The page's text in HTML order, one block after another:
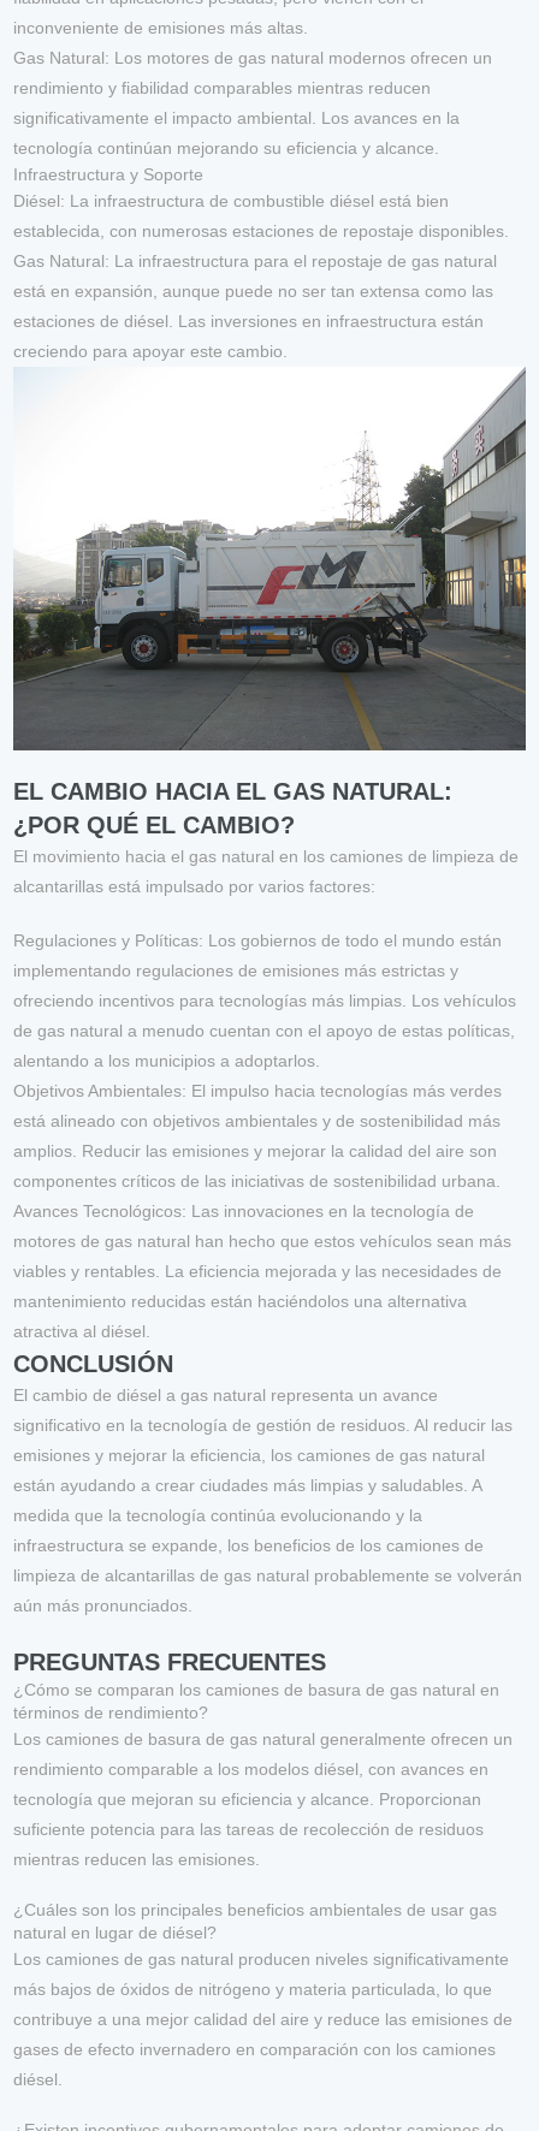
inconveniente de emisiones más altas.
Gas Natural: Los motores de gas natural modernos ofrecen un
rendimiento y fiabilidad comparables mientras reducen
significativamente el impacto ambiental. Los avances en la
tecnología continúan mejorando su eficiencia y alcance.
Infraestructura y Soporte
Diésel: La infraestructura de combustible diésel está bien
establecida, con numerosas estaciones de repostaje disponibles.
Gas Natural: La infraestructura para el repostaje de gas natural
está en expansión, aunque puede no ser tan extensa como las
estaciones de diésel. Las inversiones en infraestructura están
creciendo para apoyar este cambio.
EL CAMBIO HACIA EL GAS NATURAL:
¿POR QUÉ EL CAMBIO?
El movimiento hacia el gas natural en los camiones de limpieza de
alcantarillas está impulsado por varios factores:
Regulaciones y Políticas: Los gobiernos de todo el mundo están
implementando regulaciones de emisiones más estrictas y
ofreciendo incentivos para tecnologías más limpias. Los vehículos
de gas natural a menudo cuentan con el apoyo de estas políticas,
alentando a los municipios a adoptarlos.
Objetivos Ambientales: El impulso hacia tecnologías más verdes
está alineado con objetivos ambientales y de sostenibilidad más
amplios. Reducir las emisiones y mejorar la calidad del aire son
componentes críticos de las iniciativas de sostenibilidad urbana.
Avances Tecnológicos: Las innovaciones en la tecnología de
motores de gas natural han hecho que estos vehículos sean más
viables y rentables. La eficiencia mejorada y las necesidades de
mantenimiento reducidas están haciéndolos una alternativa
atractiva al diésel.
CONCLUSIÓN
El cambio de diésel a gas natural representa un avance
significativo en la tecnología de gestión de residuos. Al reducir las
emisiones y mejorar la eficiencia, los camiones de gas natural
están ayudando a crear ciudades más limpias y saludables. A
medida que la tecnología continúa evolucionando y la
infraestructura se expande, los beneficios de los camiones de
limpieza de alcantarillas de gas natural probablemente se volverán
aún más pronunciados.
PREGUNTAS FRECUENTES
¿Cómo se comparan los camiones de basura de gas natural en
términos de rendimiento?
Los camiones de basura de gas natural generalmente ofrecen un
rendimiento comparable a los modelos diésel, con avances en
tecnología que mejoran su eficiencia y alcance. Proporcionan
suficiente potencia para las tareas de recolección de residuos
mientras reducen las emisiones.
¿Cuáles son los principales beneficios ambientales de usar gas
natural en lugar de diésel?
Los camiones de gas natural producen niveles significativamente
más bajos de óxidos de nitrógeno y materia particulada, lo que
contribuye a una mejor calidad del aire y reduce las emisiones de
gases de efecto invernadero en comparación con los camiones
diésel.